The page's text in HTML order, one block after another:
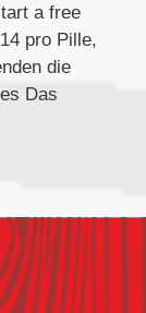
a free
pro Pille,
die
Das